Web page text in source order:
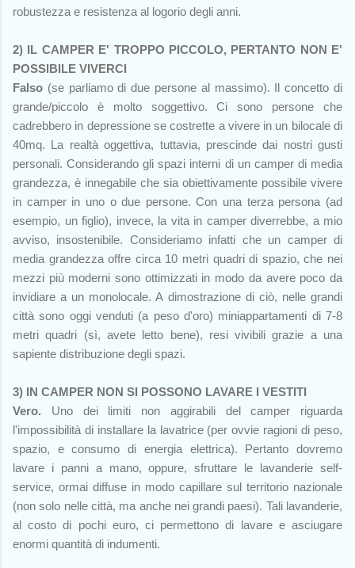
robustezza e resistenza al logorio degli anni.
2) IL CAMPER E' TROPPO PICCOLO, PERTANTO NON E'
POSSIBILE VIVERCI
Falso (se parliamo di due persone al massimo). Il concetto di
grande/piccolo è molto soggettivo. Ci sono persone che
cadrebbero in depressione se costrette a vivere in un bilocale di
40mq. La realtà oggettiva, tuttavia, prescinde dai nostri gusti
personali. Considerando gli spazi interni di un camper di media
grandezza, è innegabile che sia obiettivamente possibile vivere
in camper in uno o due persone. Con una terza persona (ad
esempio, un figlio), invece, la vita in camper diverrebbe, a mio
avviso, insostenibile. Consideriamo infatti che un camper di
media grandezza offre circa 10 metri quadri di spazio, che nei
mezzi più moderni sono ottimizzati in modo da avere poco da
invidiare a un monolocale. A dimostrazione di ciò, nelle grandi
città sono oggi venduti (a peso d'oro) miniappartamenti di 7-8
metri quadri (sì, avete letto bene), resi vivibili grazie a una
sapiente distribuzione degli spazi.
3) IN CAMPER NON SI POSSONO LAVARE I VESTITI
Vero. Uno dei limiti non aggirabili del camper riguarda
l'impossibilità di installare la lavatrice (per ovvie ragioni di peso,
spazio, e consumo di energia elettrica). Pertanto dovremo
lavare i panni a mano, oppure, sfruttare le lavanderie self-
service, ormai diffuse in modo capillare sul territorio nazionale
(non solo nelle città, ma anche nei grandi paesi). Tali lavanderie,
al costo di pochi euro, ci permettono di lavare e asciugare
enormi quantità di indumenti.